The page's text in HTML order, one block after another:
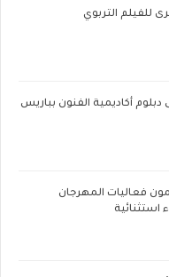
للفيلم التربوي
أكاديمية الفنون بباريس
يختتمون فعاليات المهرجان
استثنائية